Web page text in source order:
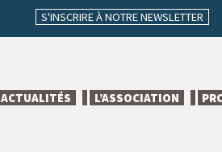
S'INSCRIRE À NOTRE NEWSLETTER
ACTUALITÉS L’ASSOCIATION